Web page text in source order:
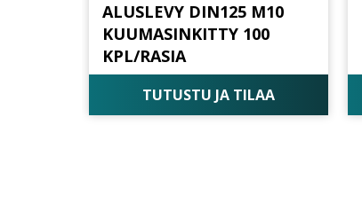
ALUSLEVY DIN125 M10
KUUMASINKITTY 100
KPL/RASIA
TUTUSTU JA TILAA